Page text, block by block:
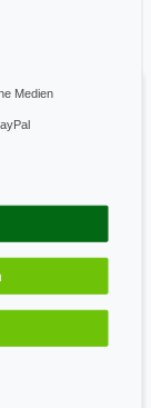
Medien